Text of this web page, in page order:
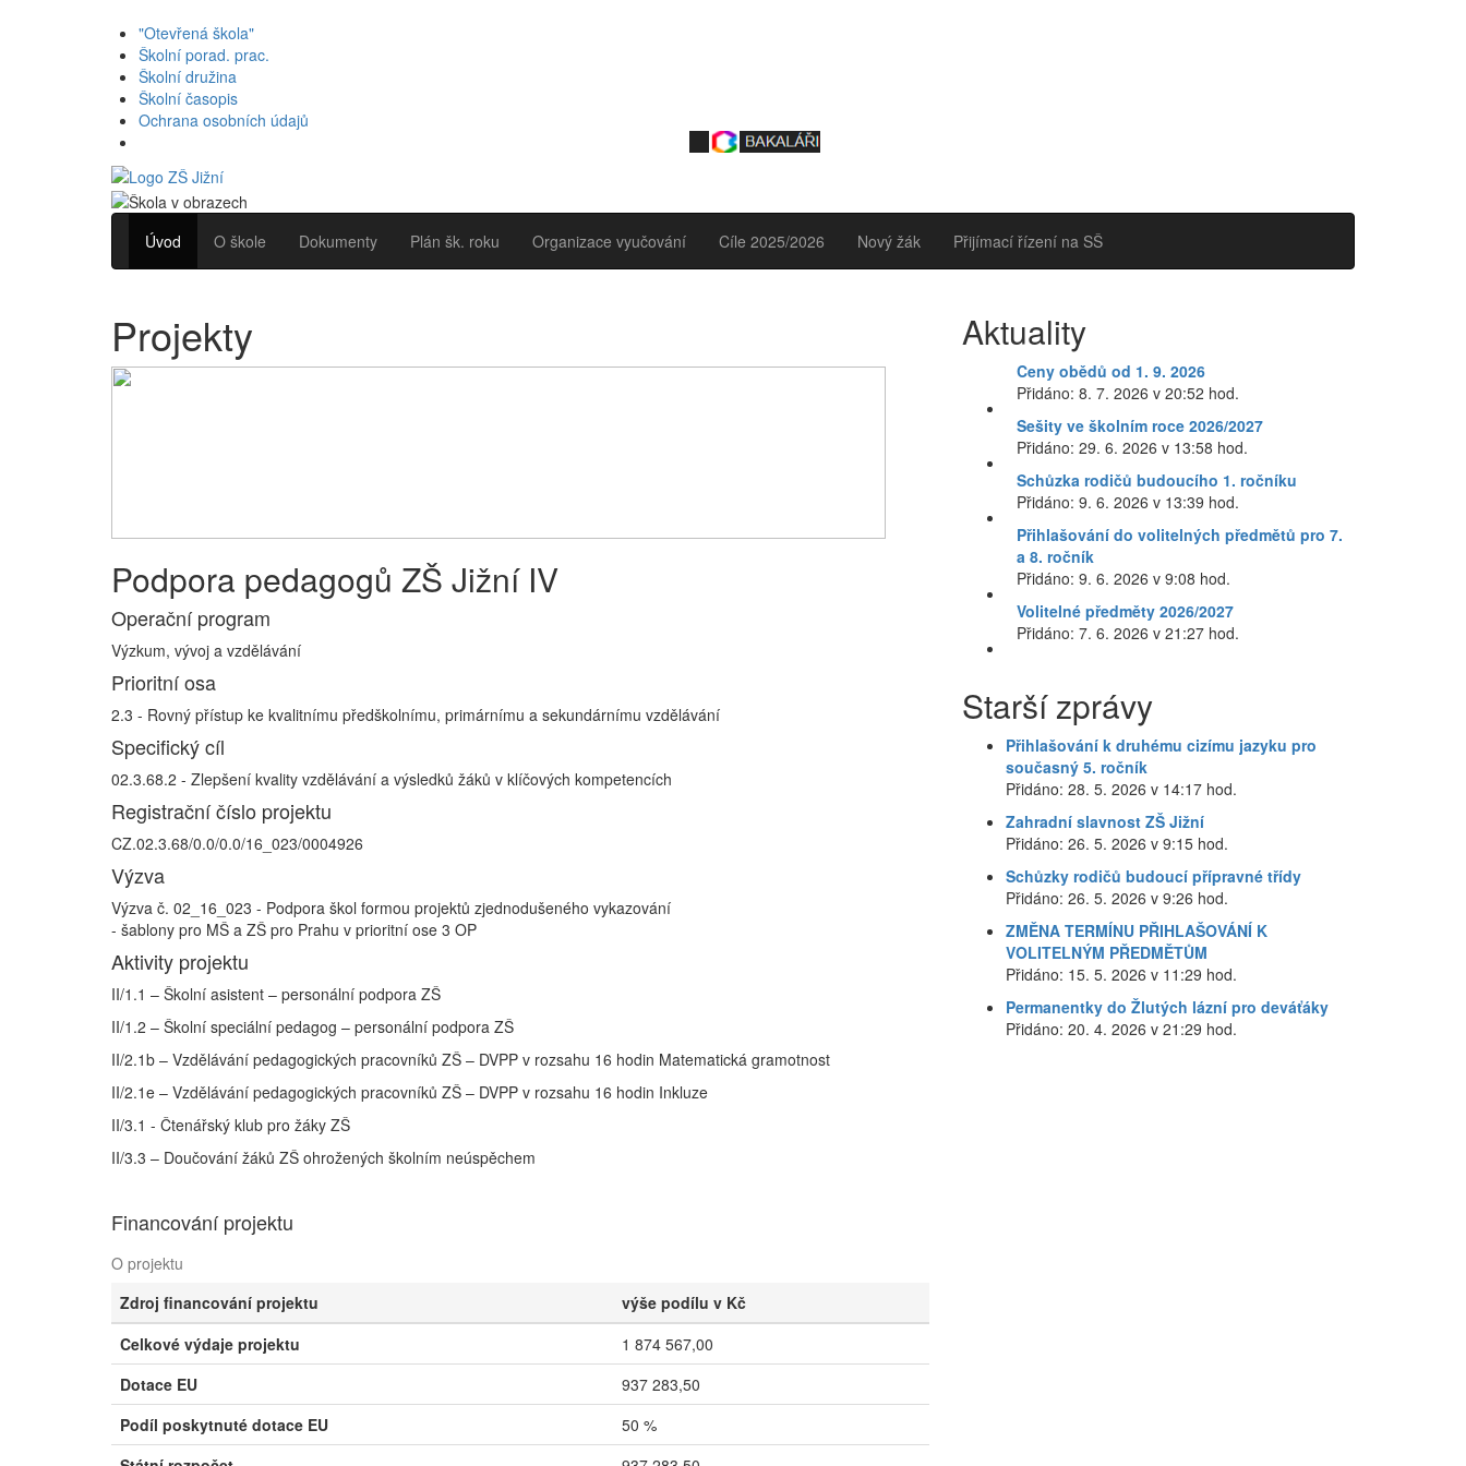
"Otevřená škola"
Školní porad. prac.
Školní družina
Školní časopis
Ochrana osobních údajů
Úvod O škole Dokumenty Plán šk. roku Organizace vyučování Cíle 2025/2026 Nový žák Přijímací řízení na SŠ
Projekty
Podpora pedagogů ZŠ Jižní IV
Operační program
Výzkum, vývoj a vzdělávání
Prioritní osa
2.3 - Rovný přístup ke kvalitnímu předškolnímu, primárnímu a sekundárnímu vzdělávání
Specifický cíl
02.3.68.2 - Zlepšení kvality vzdělávání a výsledků žáků v klíčových kompetencích
Registrační číslo projektu
CZ.02.3.68/0.0/0.0/16_023/0004926
Výzva
Výzva č. 02_16_023 - Podpora škol formou projektů zjednodušeného vykazování
- šablony pro MŠ a ZŠ pro Prahu v prioritní ose 3 OP
Aktivity projektu
II/1.1 – Školní asistent – personální podpora ZŠ
II/1.2 – Školní speciální pedagog – personální podpora ZŠ
II/2.1b – Vzdělávání pedagogických pracovníků ZŠ – DVPP v rozsahu 16 hodin Matematická gramotnost
II/2.1e – Vzdělávání pedagogických pracovníků ZŠ – DVPP v rozsahu 16 hodin Inkluze
II/3.1 - Čtenářský klub pro žáky ZŠ
II/3.3 – Doučování žáků ZŠ ohrožených školním neúspěchem
Financování projektu
O projektu
Zdroj financování projektu
výše podílu v Kč
Celkové výdaje projektu
1 874 567,00
Dotace EU
937 283,50
Podíl poskytnuté dotace EU
50 %
Aktuality
Ceny obědů od 1. 9. 2026
Přidáno: 8. 7. 2026 v 20:52 hod.
Sešity ve školním roce 2026/2027
Přidáno: 29. 6. 2026 v 13:58 hod.
Schůzka rodičů budoucího 1. ročníku
Přidáno: 9. 6. 2026 v 13:39 hod.
Přihlašování do volitelných předmětů pro 7.
a 8. ročník
Přidáno: 9. 6. 2026 v 9:08 hod.
Volitelné předměty 2026/2027
Přidáno: 7. 6. 2026 v 21:27 hod.
Starší zprávy
Přihlašování k druhému cizímu jazyku pro
současný 5. ročník
Přidáno: 28. 5. 2026 v 14:17 hod.
Zahradní slavnost ZŠ Jižní
Přidáno: 26. 5. 2026 v 9:15 hod.
Schůzky rodičů budoucí přípravné třídy
Přidáno: 26. 5. 2026 v 9:26 hod.
ZMĚNA TERMÍNU PŘIHLAŠOVÁNÍ K
VOLITELNÝM PŘEDMĚTŮM
Přidáno: 15. 5. 2026 v 11:29 hod.
Permanentky do Žlutých lázní pro deváťáky
Přidáno: 20. 4. 2026 v 21:29 hod.